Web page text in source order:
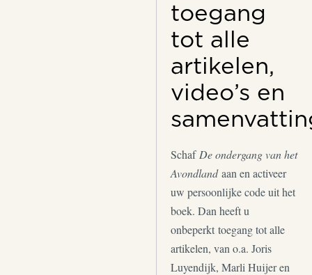
toegang
tot alle
artikelen,
video’s en
Schaf De ondergang van het
Avondlandaan en activeer
uw persoonlijke code uit het
boek. Dan heeft u
onbeperkt toegang tot alle
artikelen, van o.a. Joris
Luyendijk, Marli Huijer en